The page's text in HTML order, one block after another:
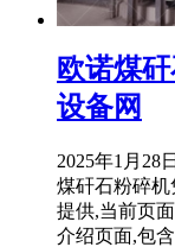
欧诺煤
设备网
2025年1月28
煤矸石粉碎
提供,当前页
介绍页面,包